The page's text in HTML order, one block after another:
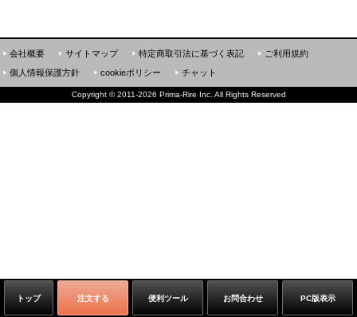
トップ 注文する 便利ツール お問合わせ PC版表示
会社概要 サイトマップ 特定商取引法に基づく表記
ご利用規約
個人情報保護方針
cookieポリシー チャット
Copyright ©2011-2026 Prima-Rire Inc. All Rights Reserved